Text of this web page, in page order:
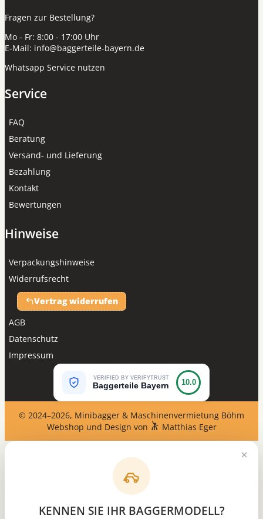
Fragen zur Bestellung?
Mo - Fr: 8:00 - 17:00 Uhr
E-Mail: info@baggerteile-bayern.de
Whatsapp Service nutzen
Service
FAQ
Beratung
Versand- und Lieferung
Bezahlung
Kontakt
Bewertungen
Hinweise
Verpackungshinweise
Widerrufsrecht
Vertrag widerrufen
AGB
Datenschutz
Impressum
VERIFIED BY VERIFYTRUST
Baggerteile Bayern 10.0
© 2024–2026, Minibagger & Maschinenvermietung Böhm
Webshop und Design von
Matthias Eger
KENNEN SIE IHR BAGGERMODELL?